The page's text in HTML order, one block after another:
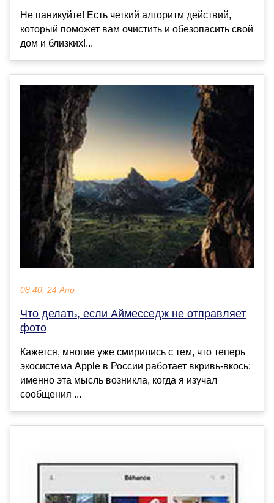
Не паникуйте! Есть четкий алгоритм действий,
который поможет вам очистить и обезопасить свой
дом и близких!...
08:40, 24 Апр
Что делать, если Аймесседж не отправляет
фото
Кажется, многие уже смирились с тем, что теперь
экосистема Apple в России работает вкривь-вкось:
именно эта мысль возникла, когда я изучал
сообщения ...